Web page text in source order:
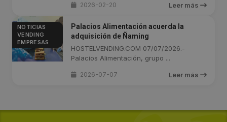
2026-02-20 Leer más
NOTICIAS
VENDING
EMPRESAS
Palacios Alimentación acuerda la
adquisición de Ñaming
HOSTELVENDING.COM 07/07/2026.-
Palacios Alimentación, grupo ...
2026-07-07 Leer más